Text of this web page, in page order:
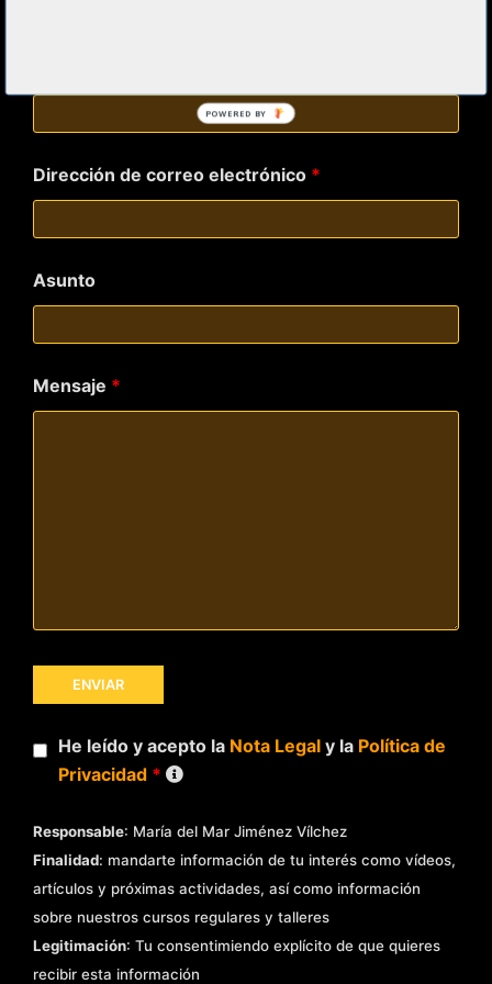
Dirección de correo electrónico *
Asunto
Mensaje *
He leído y acepto la Nota Legaly la Política de
Privacidad *
Responsable: María del Mar Jiménez Vílchez
Finalidad: mandarte información de tu interés como vídeos,
artículos y próximas actividades, así como información
sobre nuestros cursos regulares y talleres
Legitimación: Tu consentimiendo explícito de que quieres
recibir esta información
POWERED BY